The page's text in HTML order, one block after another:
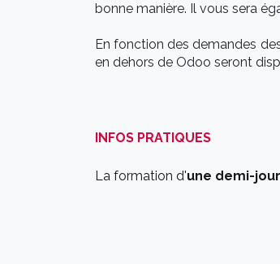
bonne manière. Il vous sera
En fonction des demandes
en dehors de Odoo seront
INFOS PRATIQUES
La formation d'une demi-